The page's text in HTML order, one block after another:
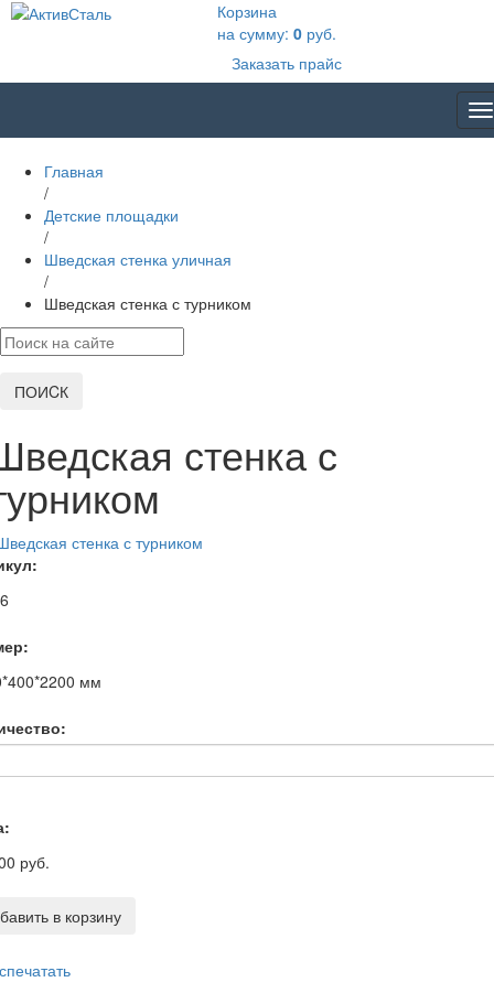
Корзина
на сумму: 0руб.
Заказать прайс
Главная
/
Детские площадки
/
Шведская стенка уличная
/
Шведская стенка с турником
ПОИCК
стенка с
мм
руб.
в корзину